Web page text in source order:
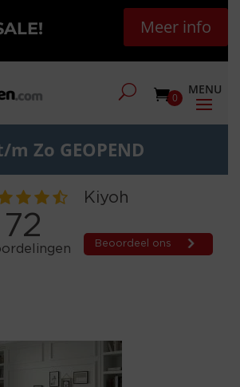
Meer info
0
m Zo GEOPEND